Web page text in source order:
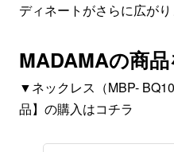
ディネートがさらに広が
MADAMAの商
▼ネックレス（MBP-
品】の購入はコチラ